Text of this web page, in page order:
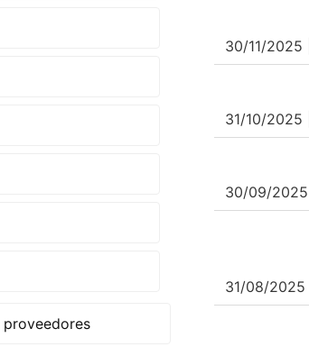
proveedores
30/11/2025 |
31/10/2025 |
30/09/2025 |
31/08/2025 |